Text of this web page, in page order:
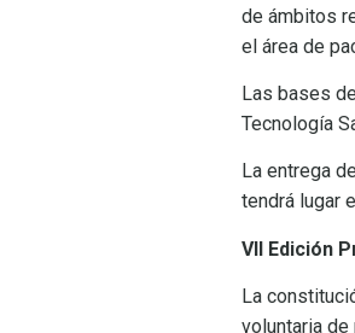
de ámbitos
el área de
Las bases
Tecnología
La entrega
tendrá lugar
VII Edición
La
voluntaria